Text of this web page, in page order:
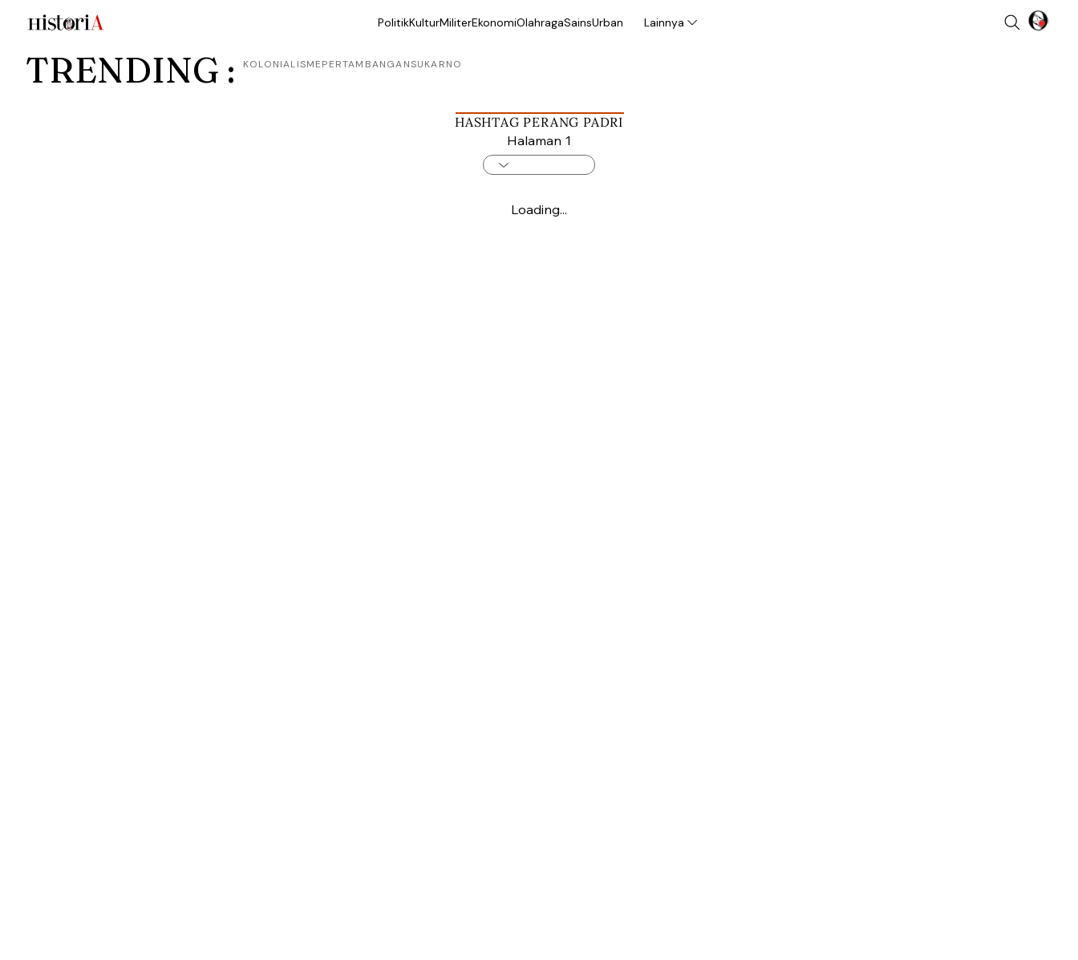
PolitikKulturMiliterEkonomiOlahragaSainsUrban Lainnya
HASHTAG PERANG PADRI
Halaman 1
Loading...
TRENDING : KOLONIALISMEPERTAMBANGANSUKARNO